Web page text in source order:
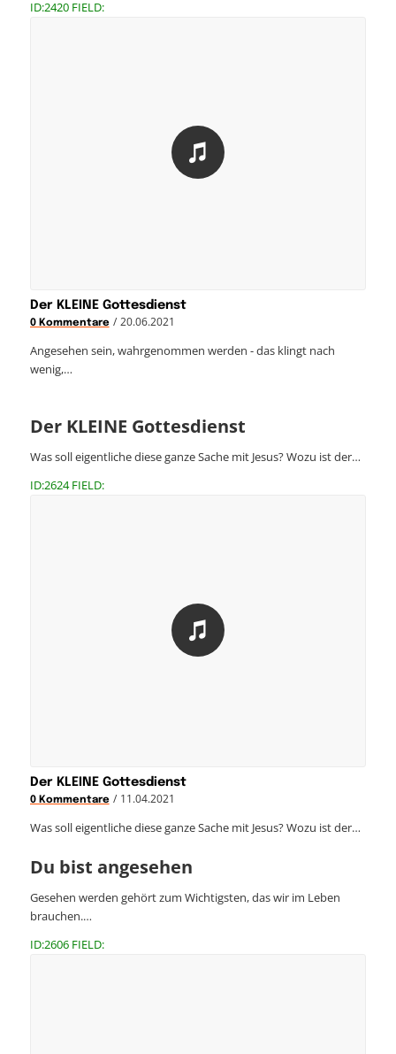
ID:2420 FIELD:
Der KLEINE Gottesdienst
0 Kommentare / 20.06.2021
Angesehen sein, wahrgenommen werden - das klingt nach
wenig,…
Der KLEINE Gottesdienst
Was soll eigentliche diese ganze Sache mit Jesus? Wozu ist der…
ID:2624 FIELD:
Der KLEINE Gottesdienst
0 Kommentare / 11.04.2021
Was soll eigentliche diese ganze Sache mit Jesus? Wozu ist der…
Du bist angesehen
Gesehen werden gehört zum Wichtigsten, das wir im Leben
brauchen.…
ID:2606 FIELD: